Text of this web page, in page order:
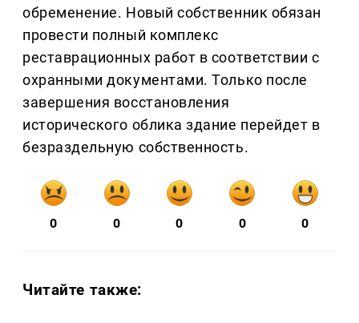
обременение. Новый собственник обязан
провести полный комплекс
реставрационных работ в соответствии с
охранными документами. Только после
завершения восстановления
исторического облика здание перейдет в
безраздельную собственность.
0 0 0 0 0
Читайте также: